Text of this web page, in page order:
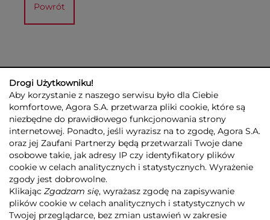
Powrót
GRUPA AGORA DLA INWESTORÓW DLA MEDIÓW
REKLAMA
ESG
KONTAKT
© 2026 Copyright AGORA SA
POLITYKA PRYWATNOŚCI AGORA S.A.
POLITYKA PRYWATNOŚCI SERWISU AGORA.PL
POLITYKA TRANSPARENTNOŚCI
Drogi Użytkowniku!
Aby korzystanie z naszego serwisu było dla Ciebie
komfortowe, Agora S.A. przetwarza pliki cookie, które są
niezbędne do prawidłowego funkcjonowania strony
internetowej. Ponadto, jeśli wyrazisz na to zgodę, Agora S.A.
oraz jej Zaufani Partnerzy będą przetwarzali Twoje dane
osobowe takie, jak adresy IP czy identyfikatory plików
cookie w celach analitycznych i statystycznych. Wyrażenie
zgody jest dobrowolne.
Klikając Zgadzam się, wyrażasz zgodę na zapisywanie
plików cookie w celach analitycznych i statystycznych w
Twojej przeglądarce, bez zmian ustawień w zakresie